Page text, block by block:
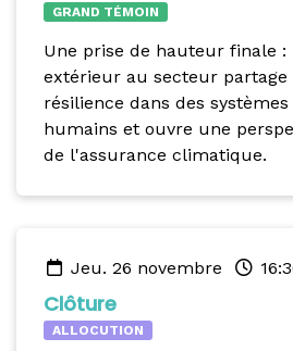
GRAND TÉMOIN
Une prise de hauteur finale
extérieur au secteur partage
résilience dans des
humains et ouvre une
de l'assurance climatique.
jeu. 26 novembre
Clôture
ALLOCUTION